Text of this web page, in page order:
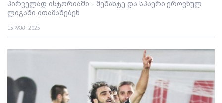
პირველად ისტორიაში - მეშახტე და სპაერი ეროვნულ
ლიგაში ითამაშებენ
15 დეკ. 2025